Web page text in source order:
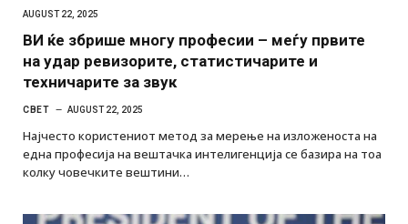
AUGUST 22, 2025
ВИ ќе збрише многу професии – меѓу првите
на удар ревизорите, статистичарите и
техничарите за звук
СВЕТ AUGUST 22, 2025
Најчесто користениот метод за мерење на изложеноста на
една професија на вештачка интелигенција се базира на тоа
колку човечките вештини…